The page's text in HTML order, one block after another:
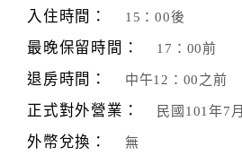
入住時間： 15：00後
最晚保留時間： 17：00前
退房時間： 中午12：00之前
正式對外營業： 民國101年7月
外幣兌換： 無